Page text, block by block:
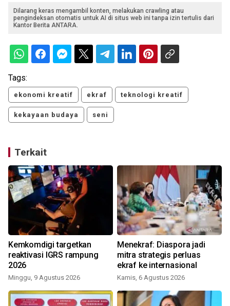
Dilarang keras mengambil konten, melakukan crawling atau
pengindeksan otomatis untuk AI di situs web ini tanpa izin tertulis dari
Kantor Berita ANTARA.
Tags:
ekonomi kreatif ekraf teknologi kreatif
kekayaan budaya seni
Terkait
Kemkomdigi targetkan
reaktivasi IGRS rampung
2026
Minggu, 9 Agustus 2026
Menekraf: Diaspora jadi
mitra strategis perluas
ekraf ke internasional
Kamis, 6 Agustus 2026